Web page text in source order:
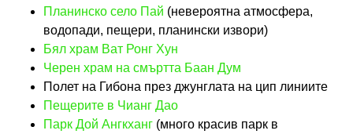
Планинско село Пай (невероятна атмосфера,
водопади, пещери, планински извори)
Бял храм Ват Ронг Хун
Черен храм на смъртта Баан Дум
Полет на Гибона през джунглата на цип линиите
Пещерите в Чианг Дао
Парк Дой Ангкханг (много красив парк в